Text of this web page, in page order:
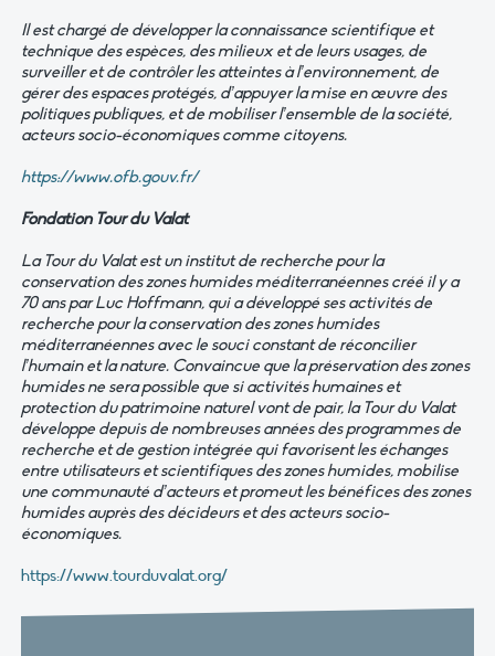
Il est chargé de développer la connaissance scientifique et
technique des espèces, des milieux et de leurs usages, de
surveiller et de contrôler les atteintes à l’environnement, de
gérer des espaces protégés, d’appuyer la mise en œuvre des
politiques publiques, et de mobiliser l’ensemble de la société,
acteurs socio-économiques comme citoyens.
https://www.ofb.gouv.fr/
Fondation Tour du Valat
La Tour du Valat est un institut de recherche pour la
conservation des zones humides méditerranéennes créé il y a
70 ans par Luc Hoffmann, qui a développé ses activités de
recherche pour la conservation des zones humides
méditerranéennes avec le souci constant de réconcilier
l’humain et la nature. Convaincue que la préservation des zones
humides ne sera possible que si activités humaines et
protection du patrimoine naturel vont de pair, la Tour du Valat
développe depuis de nombreuses années des programmes de
recherche et de gestion intégrée qui favorisent les échanges
entre utilisateurs et scientifiques des zones humides, mobilise
une communauté d’acteurs et promeut les bénéfices des zones
humides auprès des décideurs et des acteurs socio-
économiques.
https://www.tourduvalat.org/